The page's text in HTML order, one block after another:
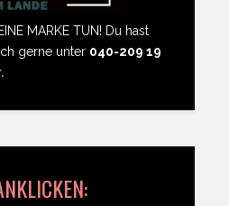
MARKE TUN! Du hast
gerne unter 040-209 19